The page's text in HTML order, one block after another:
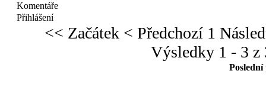
Komentáře
Přihlášení
<< Začátek < Předchozí 1
Výsledky 1 - 3 z